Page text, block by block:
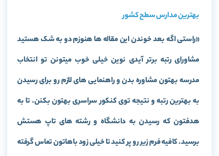
بهترین مدارس سطح کشور
«راستی اگه بعد خوندن این مقاله ها هنوزم دو به شک هستید
مشاورای رتبه برتر آیدی نوین خیلی خوب میتونن تو انتخاب
مدرسه بهتون مشاوره بدن و راهنمایی های لازم رو برای رسیدن
به بهترین رتبه و نتیجه توی کنکور سراسری بهتون بکنن. تا به
هدفتون که رسیدن به دانشگاه و رشته های تاپ هستش
برسید. کافیه فرم زیر رو پر کنید تا خیلی زود باهاتون تماس گرفته